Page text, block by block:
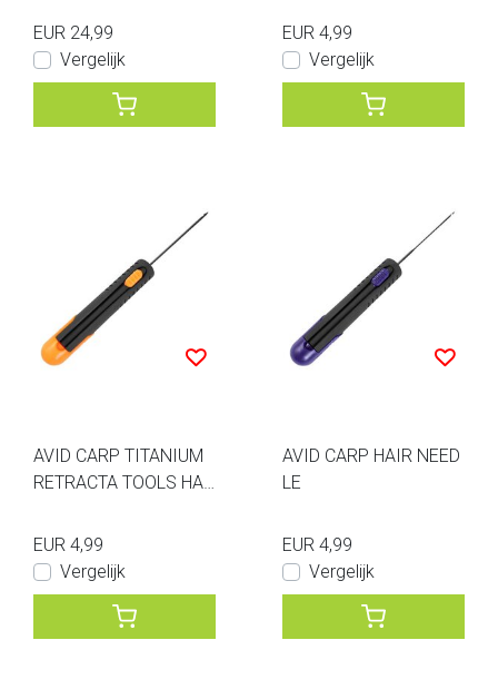
EUR 24,99
Vergelijk
EUR 4,99
Vergelijk
AVID CARP TITANIUM
RETRACTA TOOLS HAR
EUR 4,99
Vergelijk
AVID CARP HAIR NEED
LE
EUR 4,99
Vergelijk